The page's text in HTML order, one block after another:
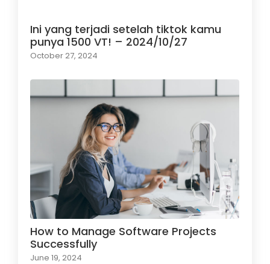
Ini yang terjadi setelah tiktok kamu
punya 1500 VT! – 2024/10/27
October 27, 2024
How to Manage Software Projects
Successfully
June 19, 2024